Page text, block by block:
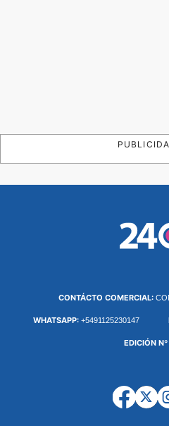
CONTÁCTO COMERCIAL:
WHATSAPP: +5491125230147
EDICIÓN Nº